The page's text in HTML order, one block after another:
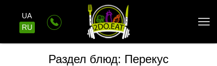
UA
RU
Раздел блюд: Перекус